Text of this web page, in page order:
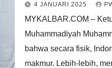
4 JANUARI 2025
MYKALBAR.COM –
Muhammadiyah
bahwa secara fisik,
makmur. Lebih-lebih,